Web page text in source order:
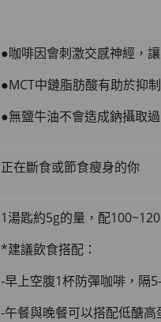
●咖啡因會刺激交感神經，
●MCT中鏈脂肪酸有助於抑
●無鹽牛油不會造成鈉攝取
正在斷食或節食瘦身的你
1湯匙約5g的量，配
*建議飲食搭配：
-早上空腹1杯防彈咖啡，隔
-午餐與晚餐可以搭配低醣